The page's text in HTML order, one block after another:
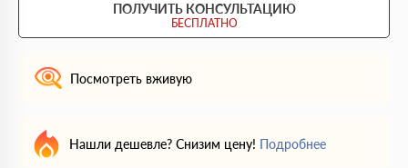
ПОЛУЧИТЬ КОНСУЛЬТАЦИЮ
БЕСПЛАТНО
Посмотреть вживую
Нашли дешевле? Снизим цену! Подробнее